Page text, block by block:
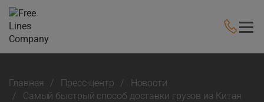
Главная Пресс-центр
Новости
Самый быстрый способ доставки грузов из Китая